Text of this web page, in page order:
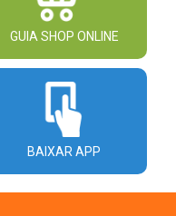
GUIA SHOP ONLINE
BAIXAR APP